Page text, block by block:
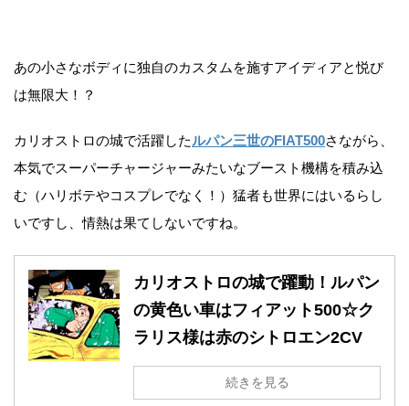
あの小さなボディに独自のカスタムを施すアイディアと悦び
は無限大！？
カリオストロの城で活躍したルパン三世のFIAT500さながら、
本気でスーパーチャージャーみたいなブースト機構を積み込
む（ハリボテやコスプレでなく！）猛者も世界にはいるらし
いですし、情熱は果てしないですね。
カリオストロの城で躍動！ルパン
の黄色い車はフィアット500☆ク
ラリス様は赤のシトロエン2CV
続きを見る